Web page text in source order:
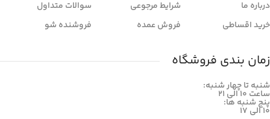
درباره ما
خرید اقساطی
شرایط مرجوعی
فروش عمده
سوالات متداول
فروشنده شو
زمان بندی فروشگاه
شنبه تا چهار شنبه:
ساعت ۱۰ الی ۲۱
پنج شنبه ها:
۱۰ الی ۱۷